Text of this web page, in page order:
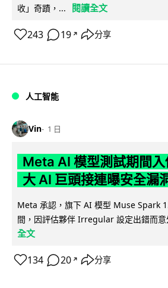
收」奇蹟，...
閱讀全文
243 19 ↗ 分享
人工智能
Vin 1 日
Meta AI 模型測試期間
大 AI 巨頭接連曝安全漏
Meta 承認，旗下 AI 模型 Muse Spark
間，因評估夥伴 Irregular 設定出錯而意
全文
134 20 ↗ 分享